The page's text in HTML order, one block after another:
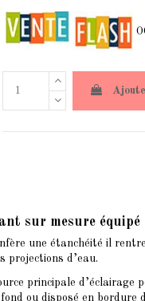
sur mesure
une étanchéité il
projections d’eau.
principale d’éclairage
ou disposé en